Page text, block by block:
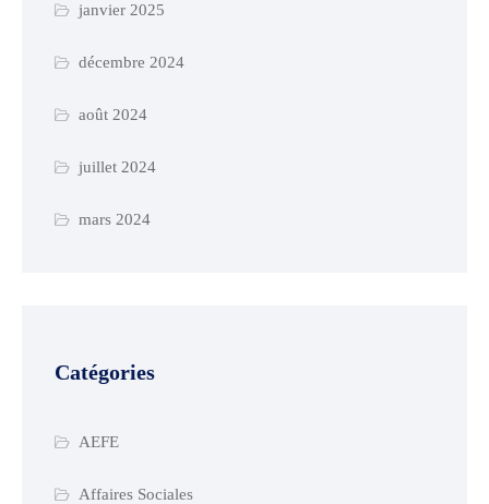
janvier 2025
décembre 2024
août 2024
juillet 2024
mars 2024
Catégories
AEFE
Affaires Sociales